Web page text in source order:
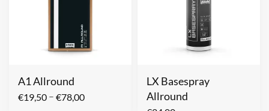
A1 Allround
€19,50 – €78,00
LX Basespray
Allround